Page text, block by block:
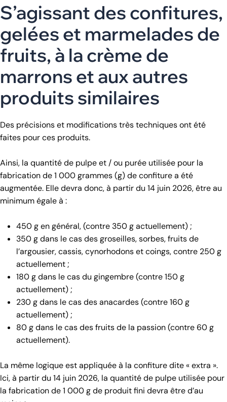
S’agissant des confitures,
gelées et marmelades de
fruits, à la crème de
marrons et aux autres
produits similaires
Des précisions et modifications très techniques ont été
faites pour ces produits.
Ainsi, la quantité de pulpe et / ou purée utilisée pour la
fabrication de 1 000 grammes (g) de confiture a été
augmentée. Elle devra donc, à partir du 14 juin 2026, être au
minimum égale à :
450 g en général, (contre 350 g actuellement) ;
350 g dans le cas des groseilles, sorbes, fruits de
l’argousier, cassis, cynorhodons et coings, contre 250 g
actuellement ;
180 g dans le cas du gingembre (contre 150 g
actuellement) ;
230 g dans le cas des anacardes (contre 160 g
actuellement) ;
80 g dans le cas des fruits de la passion (contre 60 g
actuellement).
La même logique est appliquée à la confiture dite « extra ».
Ici, à partir du 14 juin 2026, la quantité de pulpe utilisée pour
la fabrication de 1 000 g de produit fini devra être d’au